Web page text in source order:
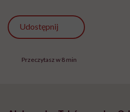
Udostępnij
Przeczytasz w 8 min